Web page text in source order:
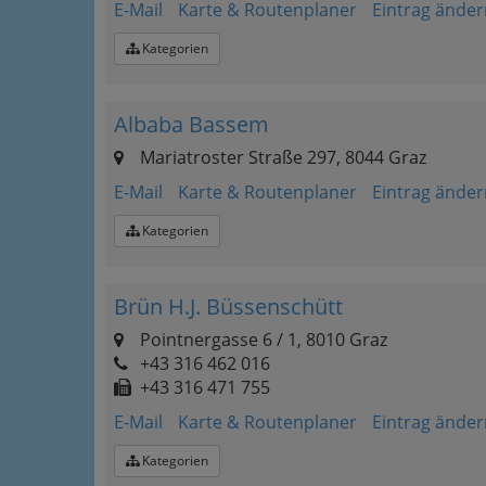
E-Mail
Karte & Routenplaner Eintrag
Kategorien
Albaba Bassem
Mariatroster Straße 297, 8044 Graz
E-Mail
Karte & Routenplaner Eintrag
Kategorien
Brün H.J. Büssenschütt
Pointnergasse 6 / 1, 8010 Graz
+43 316 462 016
+43 316 471 755
E-Mail
Karte & Routenplaner Eintrag
Kategorien